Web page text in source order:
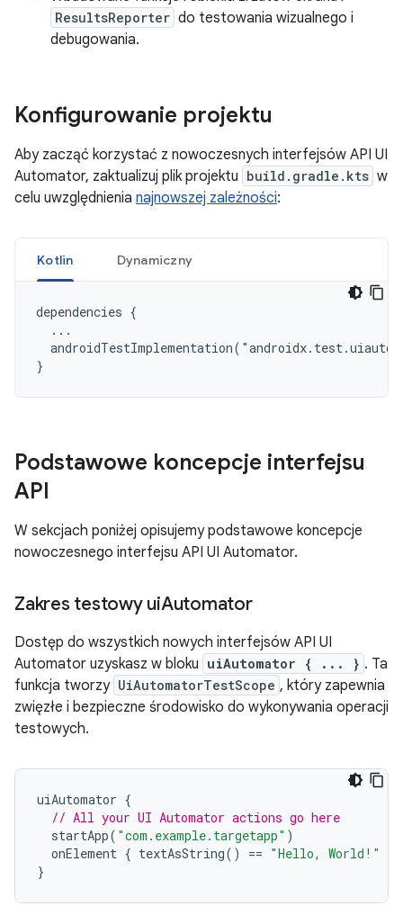
ResultsReporter do testowania wizualnego i
debugowania.
Konfigurowanie projektu
Aby zacząć korzystać z nowoczesnych interfejsów API UI
Automator, zaktualizuj plik projektu build.gradle.kts w
celu uwzględnienia najnowszej zależności:
Kotlin Dynamiczny
dependencies {
  ...
Podstawowe koncepcje interfejsu
API
W sekcjach poniżej opisujemy podstawowe koncepcje
nowoczesnego interfejsu API UI Automator.
Zakres testowy uiAutomator
Dostęp do wszystkich nowych interfejsów API UI
Automator uzyskasz w bloku uiAutomator { ... } . Ta
funkcja tworzy UiAutomatorTestScope , który zapewnia
zwięzłe i bezpieczne środowisko do wykonywania operacji
testowych.
uiAutomator {
// All your UI Automator actions go here
startApp( "com.example.targetapp" )
onElement { textAsString() == "Hello, World!"
}